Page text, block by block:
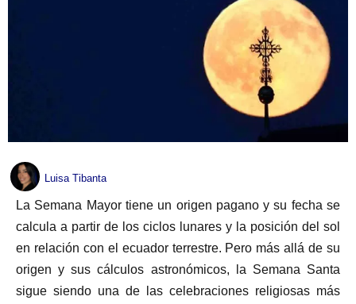
Luisa Tibanta
La Semana Mayor tiene un origen pagano y su fecha se
calcula a partir de los ciclos lunares y la posición del sol
en relación con el ecuador terrestre. Pero más allá de su
origen y sus cálculos astronómicos, la Semana Santa
sigue siendo una de las celebraciones religiosas más